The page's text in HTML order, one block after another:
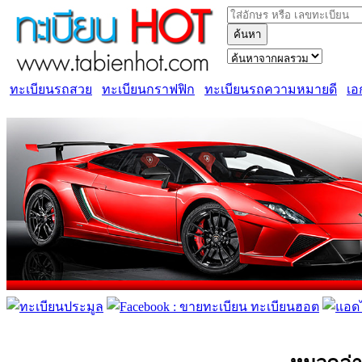
ค้นหา
ทะเบียนรถสวย ทะเบียนกราฟฟิก ทะเบียนรถความหมายดี เ